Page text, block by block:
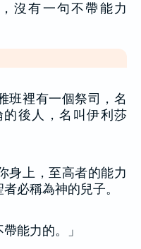
沒有一句不帶能力
班裡有一個祭司，名
後人，名叫伊利莎
身上，至高者的能力
必稱為神的兒子。
能力的。」